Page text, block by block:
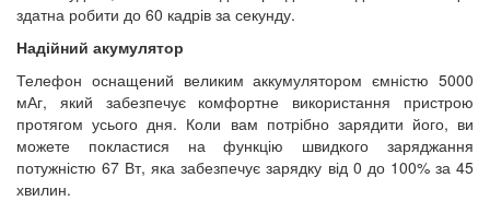
здатна робити до 60 кадрів за секунду.
Надійний акумулятор
Телефон оснащений великим аккумулятором ємністю 5000
мАг, який забезпечує комфортне використання пристрою
протягом усього дня. Коли вам потрібно зарядити його, ви
можете покластися на функцію швидкого заряджання
потужністю 67 Вт, яка забезпечує зарядку від 0 до 100% за 45
хвилин.